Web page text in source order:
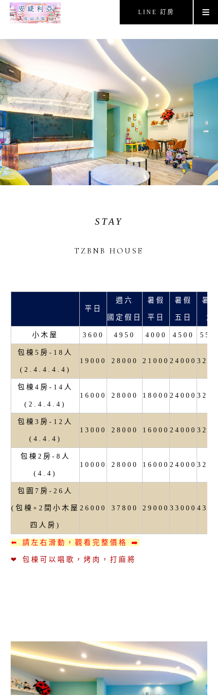
LINE 訂房
STAY
TZBNB HOUSE
平日
週六
國定假日
暑假
平日
暑假
五日
暑
六
小木屋 3600 4950 4000 4500
包棟5房-18人
(2.4.4.4.4)
19000 28000 21000 24000
包棟4房-14人
(2.4.4.4)
16000 28000 18000 24000
包棟3房-12人
(4.4.4)
13000 28000 16000 24000
包棟2房-8人
(4.4)
10000 28000 16000 24000
包園7房-26人
(包棟+2間小木屋
四人房)
26000 37800 29000 33000
⬅️ 請左右滑動，觀看完整價格 ➡️
❤ 包棟可以唱歌，烤肉，打麻將